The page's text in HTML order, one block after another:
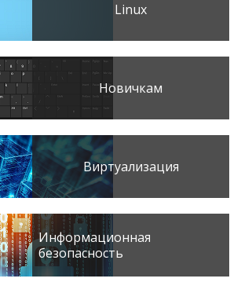
Linux
Новичкам
Виртуализация
Информационная
безопасность